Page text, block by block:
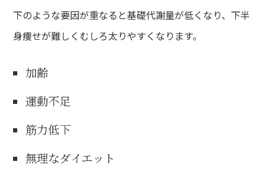
下のような要因が重なると基礎代謝量が低くなり、下半
身痩せが難しくむしろ太りやすくなります。
加齢
運動不足
筋力低下
無理なダイエット